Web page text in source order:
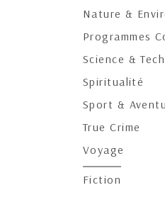
Nature &
Programmes
Science &
Spiritualité
Sport &
True Crime
Voyage
Fiction